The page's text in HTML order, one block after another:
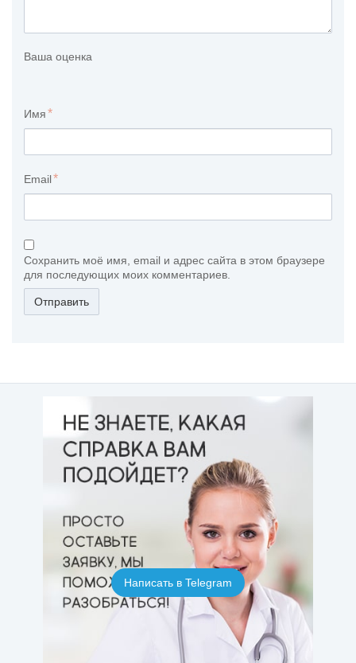
Ваша оценка
Имя
Email
Сохранить моё имя, email и адрес сайта в этом браузере
для последующих моих комментариев.
Отправить
Написать в Telegram